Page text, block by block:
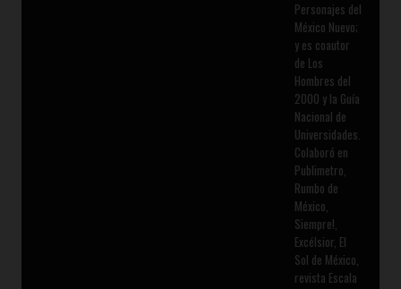
Personajes del
México Nuevo;
y es coautor
de Los
Hombres del
2000 y la Guía
Nacional de
Universidades.
Colaboró en
Publimetro,
Rumbo de
México,
Siempre!,
Excélsior, El
Sol de México,
revista Escala